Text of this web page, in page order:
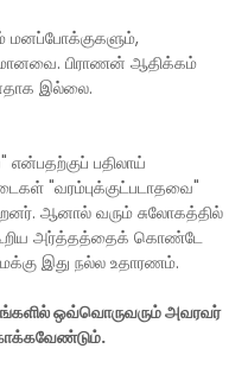
மனப்போக்குகளும்,
பிராணன் ஆதிக்கம்
இல்லை.
பதிலாய்
"வரம்புக்குட்படாதவை"
ஆனால் வரும் சுலோகத்தில்
கூறிய அர்த்தத்தைக் கொண்டே
இது நல்ல உதாரணம்.
ஒவ்வொருவரும் அவரவர்